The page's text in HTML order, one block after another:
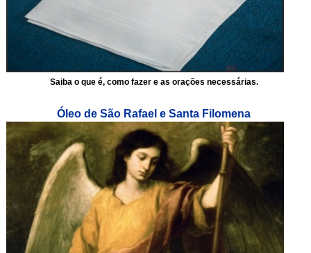
Saiba o que é, como fazer e as orações necessárias.
Óleo de São Rafael e Santa Filomena